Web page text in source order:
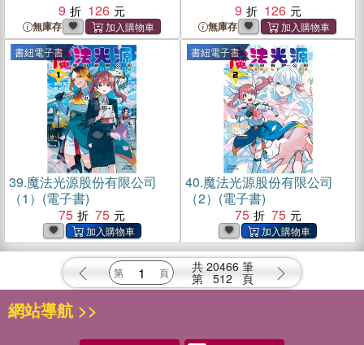
9
126
無庫存
9
126
無庫存
書紐電子書
39.魔法光源股份有限公司
（1）(電子書)
75
75
書紐電子書
40.魔法光源股份有限公司
（2）(電子書)
75
75
共 20466 筆
第 512 頁
網站導航 >>